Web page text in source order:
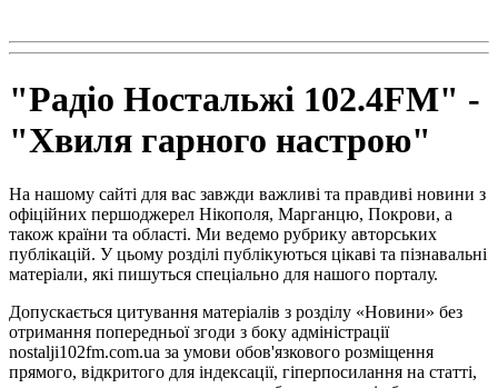
"Радіо Ностальжі 102.4FM" -
"Хвиля гарного настрою"
На нашому сайті для вас завжди важливі та правдиві новини з
офіційних першоджерел Нікополя, Марганцю, Покрови, а
також країни та області. Ми ведемо рубрику авторських
публікацій. У цьому розділі публікуються цікаві та пізнавальні
матеріали, які пишуться спеціально для нашого порталу.
Допускається цитування матеріалів з розділу «Новини» без
отримання попередньої згоди з боку адміністрації
nostalji102fm.com.ua за умови обов'язкового розміщення
прямого, відкритого для індексації, гіперпосилання на статті,